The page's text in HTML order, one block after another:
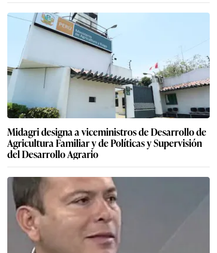
Midagri designa a viceministros de Desarrollo de
Agricultura Familiar y de Políticas y Supervisión
del Desarrollo Agrario